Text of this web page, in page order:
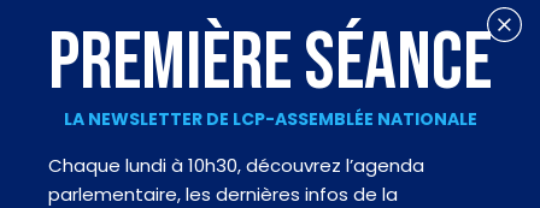
PREMIÈRE SÉANCE
LA NEWSLETTER DE LCP-ASSEMBLÉE NATIONALE
Chaque lundi à 10h30, découvrez l’agenda
parlementaire, les dernières infos de la